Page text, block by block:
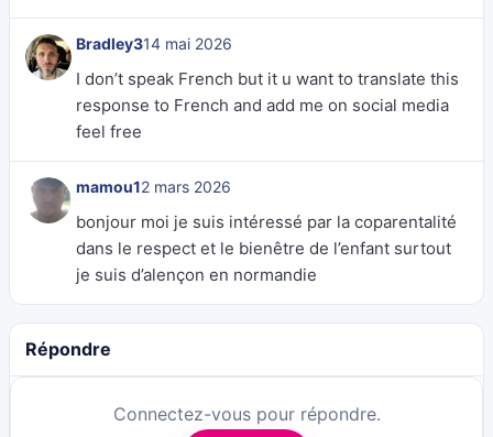
Bradley314 mai 2026
I don’t speak French but it u want to translate this
response to French and add me on social media
feel free
mamou12 mars 2026
bonjour moi je suis intéressé par la coparentalité
dans le respect et le bienêtre de l’enfant surtout
je suis d’alençon en normandie
Répondre
Connectez-vous pour répondre.